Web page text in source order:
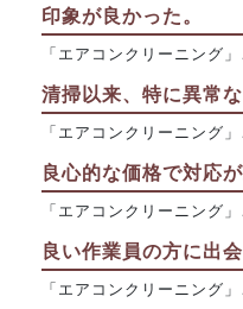
印象が良かった。
「エアコンクリーニング
清掃以来、特に異常
「エアコンクリーニング
良心的な価格で対応
「エアコンクリーニング
良い作業員の方に出
「エアコンクリーニング